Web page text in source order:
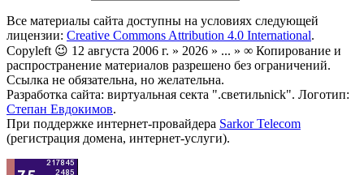
Все материалы сайта доступны на условиях следующей
лицензии: Creative Commons Attribution 4.0 International.
Copyleft 😉 12 августа 2006 г. » 2026 » ... » ∞ Копирование и
распространение материалов разрешено без ограничений.
Ссылка не обязательна, но желательна.
Разработка сайта: виртуальная секта ".светильnick". Логотип:
Степан Евдокимов.
При поддержке интернет-провайдера Sarkor Telecom
(регистрация домена, интернет-услуги).